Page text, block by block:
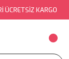
KARGO